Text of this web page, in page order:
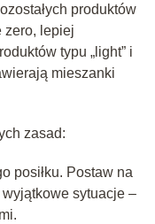
produktów
zero, lepiej
typu „light” i
mieszanki
zasad:
posiłku. Postaw na
sytuacje –